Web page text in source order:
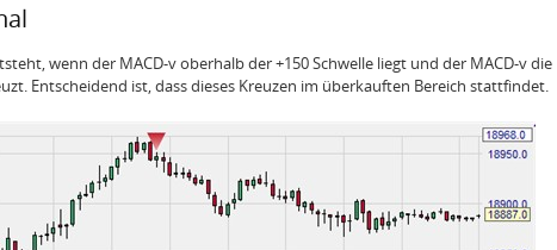
wenn der MACD-v oberhalb der +150 Schwelle liegt und der MACD-v die
Entscheidend ist, dass dieses Kreuzen im überkauften Bereich stattfindet.